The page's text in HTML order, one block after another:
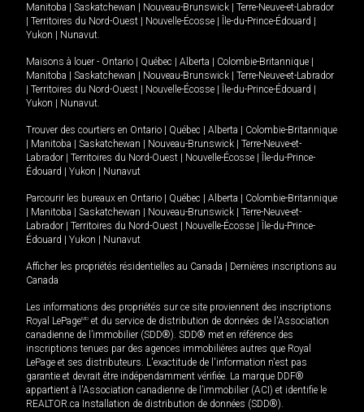
Manitoba
Saskatchewan Nouveau-Brunswick
Terre-Neuve-et-Labrador
Territoires du Nord-Ouest Nouvelle-Écosse Île-du-Prince-Édouard
Yukon
Nunavut.
Maisons à louer - Ontario Québec Alberta Colombie-Britannique
Manitoba
Saskatchewan Nouveau-Brunswick
Terre-Neuve-et-Labrador
Territoires du Nord-Ouest Nouvelle-Écosse Île-du-Prince-Édouard
Yukon
Nunavut.
Trouver des courtiers en Ontario Québec Alberta
Colombie-Britannique
Manitoba Saskatchewan Nouveau-Brunswick
Terre-Neuve-et-
Labrador
Territoires du Nord-Ouest Nouvelle-Écosse
Île-du-Prince-
Édouard
Yukon Nunavut
Parcourir les bureaux en Ontario Québec Alberta
Colombie-Britannique
Manitoba Saskatchewan Nouveau-Brunswick
Terre-Neuve-et-
Labrador
Territoires du Nord-Ouest Nouvelle-Écosse
Île-du-Prince-
Édouard
Yukon Nunavut
Afficher les propriétés résidentielles au Canada
Dernières inscriptions au
Canada
Les informations des propriétés sur ce site proviennent des inscriptions
Royal LePageMD et du service de distribution de données de l'Association
canadienne de l’immobilier (SDD®). SDD® met en référence des
inscriptions tenues par des agences immobilières autres que Royal
LePage et ses distributeurs. L'exactitude de l'information n'est pas
garantie et devrait être indépendamment vérifiée. La marque DDF®
appartient à l'Association canadienne de l’immobilier (ACI) et identifie le
REALTOR.ca Installation de distribution de données (SDD®).